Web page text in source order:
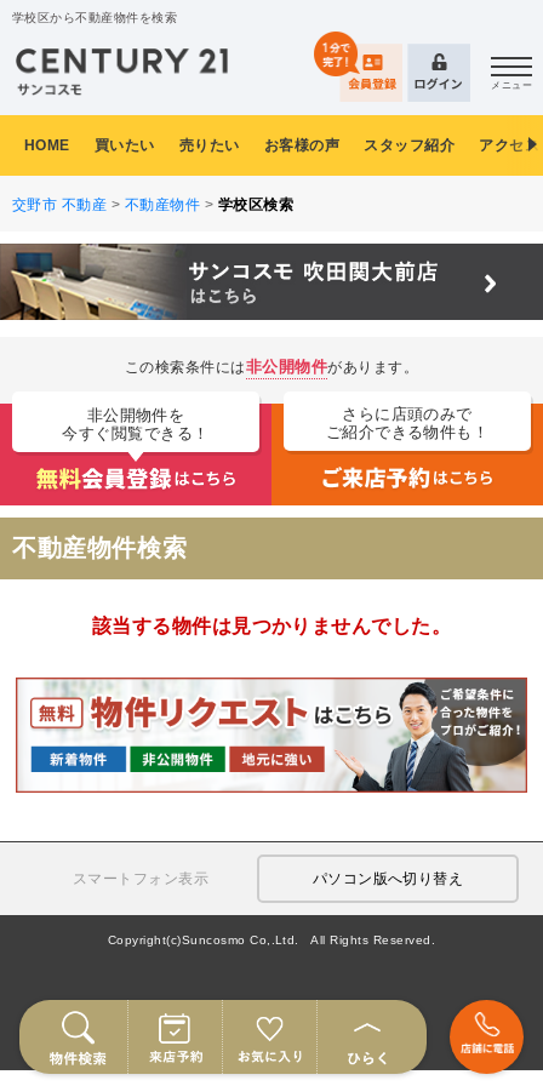
学校区から不動産物件を検索
メニュー
HOME 買いたい 売りたい お客様の声 スタッフ紹介 アクセ
交野市 不動産 > 不動産物件 > 学校区検索
この検索条件には非公開物件があります。
非公開物件を
今すぐ閲覧できる！
さらに店頭のみで
ご紹介できる物件も！
不動産物件検索
該当する物件は見つかりませんでした。
スマートフォン表示 パソコン版へ切り替え
Copyright(c)Suncosmo Co,.Ltd. All Rights Reserved.